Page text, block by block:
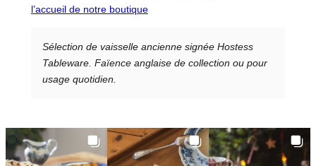
l’accueil de notre boutique
Sélection de vaisselle ancienne signée Hostess
Tableware. Faïence anglaise de collection ou pour
usage quotidien.